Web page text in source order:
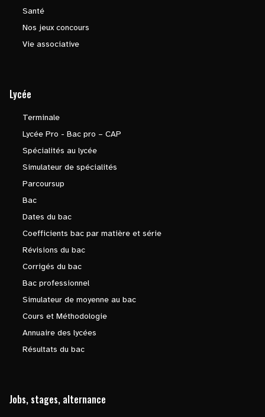
Santé
Nos jeux concours
Vie associative
Lycée
Terminale
Lycée Pro - Bac pro – CAP
Spécialités au lycée
Simulateur de spécialités
Parcoursup
Bac
Dates du bac
Coefficients bac par matière et série
Révisions du bac
Corrigés du bac
Bac professionnel
Simulateur de moyenne au bac
Cours et Méthodologie
Annuaire des lycées
Résultats du bac
Jobs, stages, alternance